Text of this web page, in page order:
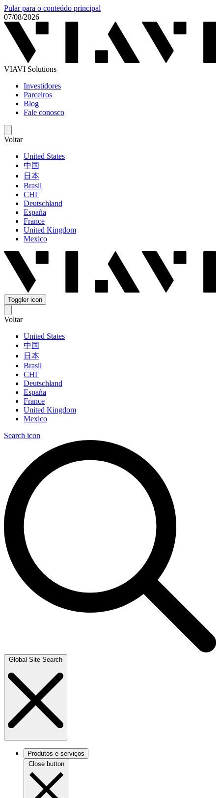
Pular para o conteúdo principal
07/08/2026
VIAVI Solutions
Investidores
Parceiros
Blog
Fale conosco
Voltar
United States
中国
日本
Brasil
СНГ
Deutschland
España
France
United Kingdom
Mexico
Toggler icon
Voltar
United States
中国
日本
Brasil
СНГ
Deutschland
España
France
United Kingdom
Mexico
Search icon
Global Site Search
Produtos e serviços
Close button